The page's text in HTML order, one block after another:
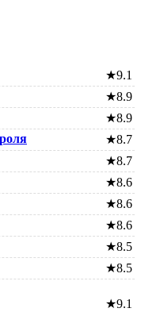
★9.1
★8.9
★8.9
★8.7
★8.7
★8.6
★8.6
★8.6
★8.5
★8.5
★9.1